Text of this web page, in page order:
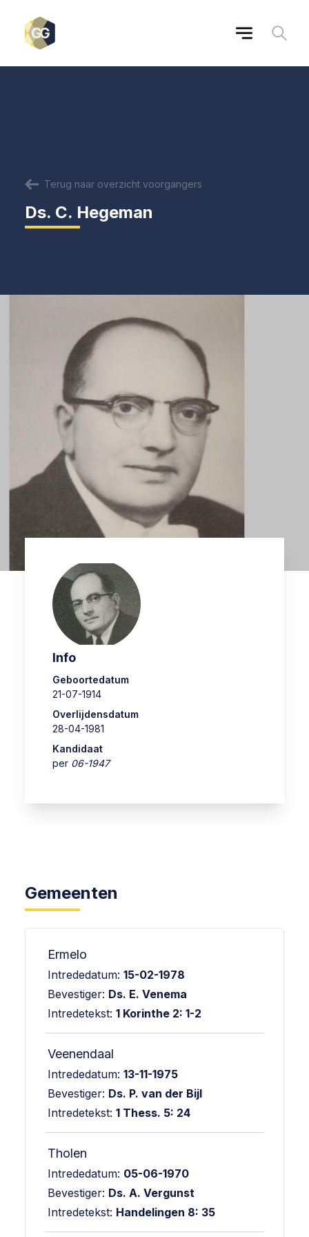
Terug naar overzicht voorgangers
Ds. C. Hegeman
Gemeenten
Ermelo
Intrededatum: 15-02-1978
Bevestiger: Ds. E. Venema
Intredetekst: 1 Korinthe 2: 1-2
Veenendaal
Intrededatum: 13-11-1975
Bevestiger: Ds. P. van der Bijl
Intredetekst: 1 Thess. 5: 24
Tholen
Intrededatum: 05-06-1970
Bevestiger: Ds. A. Vergunst
Intredetekst: Handelingen 8: 35
Info
Geboortedatum
21-07-1914
Overlijdensdatum
28-04-1981
Kandidaat
per 06-1947